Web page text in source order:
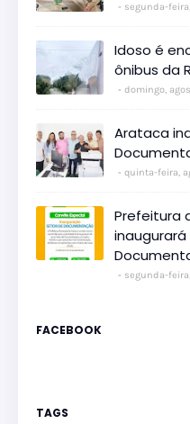
segunda-
Idoso é
ônibus da
domingo,
Arataca
quinta-feira,
Prefeitura
segunda-
FACEBOOK
TAGS